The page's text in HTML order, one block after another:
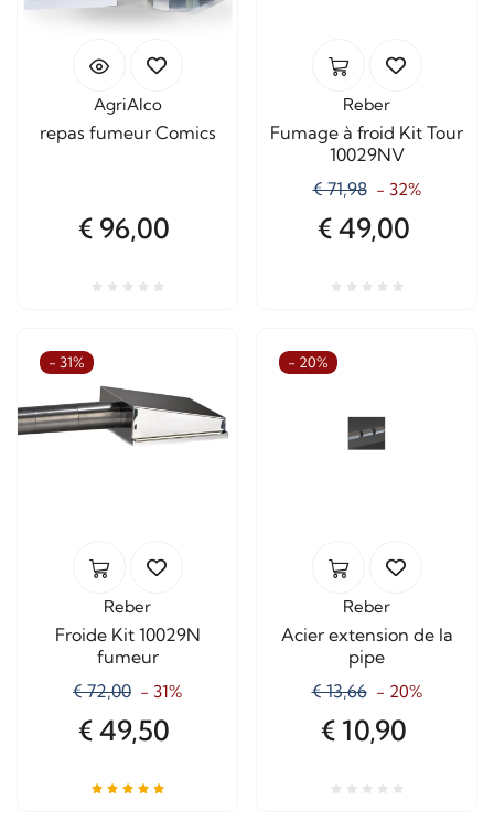
AgriAlco
repas fumeur Comics
€ 96,00
Reber
Fumage à froid Kit Tour
10029NV
€ 71,98 - 32%
€ 49,00
- 31%
Reber
Froide Kit 10029N
fumeur
€ 72,00 - 31%
€ 49,50
- 20%
Reber
Acier extension de la
pipe
€ 13,66 - 20%
€ 10,90